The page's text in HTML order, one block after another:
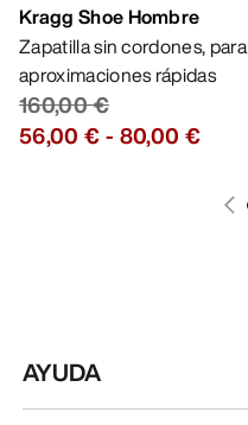
Kragg Shoe Hombre
Zapatilla sin cordones, para
aproximaciones rápidas
160,00 €
56,00 €- 80,00 €
AYUDA